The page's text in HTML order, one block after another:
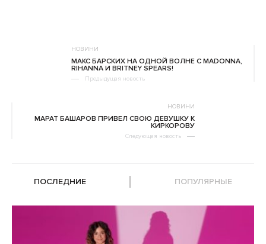
НОВИНИ
МАКС БАРСКИХ НА ОДНОЙ ВОЛНЕ С MADONNA,
RIHANNA И BRITNEY SPEARS!
Предыдущая новость
НОВИНИ
МАРАТ БАШАРОВ ПРИВЕЛ СВОЮ ДЕВУШКУ К
КИРКОРОВУ
Следующая новость
ПОСЛЕДНИЕ ПОПУЛЯРНЫЕ